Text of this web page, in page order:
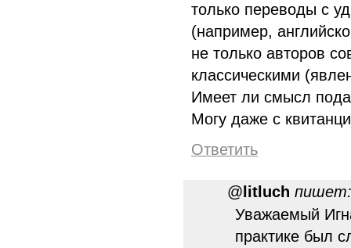
только переводы с
(например,
не только авторов
классическими
Имеет ли смысл
Могу даже с
Ответить
@ litluch пишет:
Уважаемый
практике был